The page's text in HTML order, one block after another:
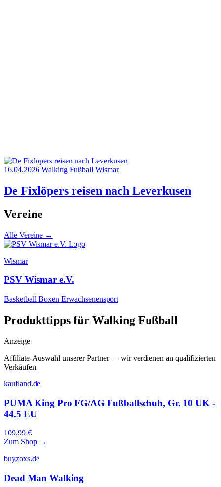
16.04.2026 Walking Fußball Wismar
De Fixlöpers reisen nach Leverkusen
Vereine
Alle Vereine →
Wismar
PSV Wismar e.V.
Basketball Boxen Erwachsenensport
Produkttipps für Walking Fußball
Anzeige
Affiliate-Auswahl unserer Partner — wir verdienen an qualifizierten
Verkäufen.
kaufland.de
PUMA King Pro FG/AG Fußballschuh, Gr. 10 UK -
44.5 EU
109,99 €
Zum Shop →
buyzoxs.de
Dead Man Walking